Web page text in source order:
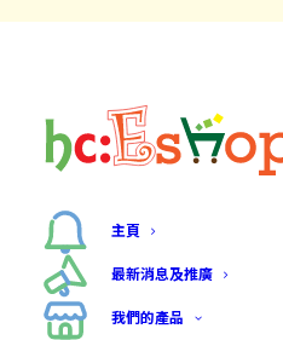
主頁
最新消息及推廣
我們的產品